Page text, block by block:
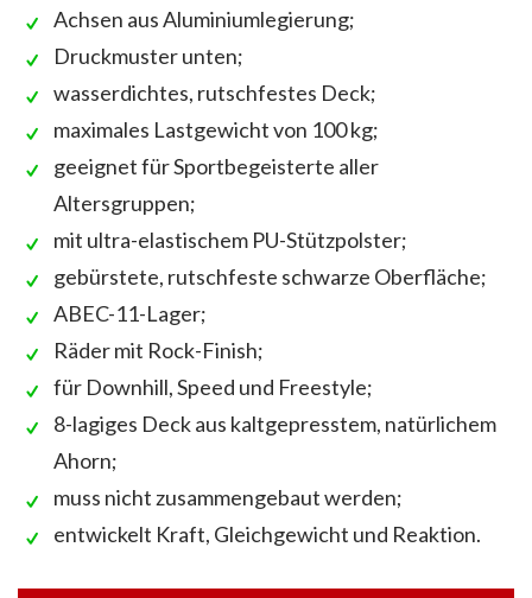
Achsen aus Aluminiumlegierung;
Druckmuster unten;
wasserdichtes, rutschfestes Deck;
maximales Lastgewicht von 100 kg;
geeignet für Sportbegeisterte aller
Altersgruppen;
mit ultra-elastischem PU-Stützpolster;
gebürstete, rutschfeste schwarze Oberfläche;
ABEC-11-Lager;
Räder mit Rock-Finish;
für Downhill, Speed und Freestyle;
8-lagiges Deck aus kaltgepresstem, natürlichem
Ahorn;
muss nicht zusammengebaut werden;
entwickelt Kraft, Gleichgewicht und Reaktion.